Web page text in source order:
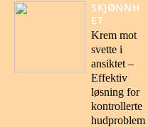
SKJØNNH
ET
Krem mot
svette i
ansiktet –
Effektiv
løsning for
kontrollerte
hudproblem